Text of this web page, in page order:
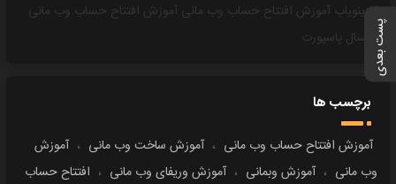
کازینویاب آموزش افتتاح حساب وب مانی آموزش افتتاح حساب وب مانی
پرسنال پاسپورت
برچسب ها
آموزش افتتاح حساب وب مانی ، آموزش ساخت وب مانی ، آموزش
وب مانی ، آموزش وبمانی ، آموزش وریفای وب مانی ، افتتاح حساب
پست بعدی